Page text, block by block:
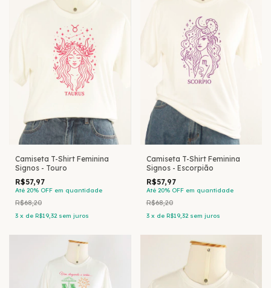
Camiseta T-Shirt Feminina
Signos - Touro
R$57,97
Até 20% OFF em quantidade
R$68,20
3 x de R$19,32 sem juros
Camiseta T-Shirt Feminina
Signos - Escorpião
R$57,97
Até 20% OFF em quantidade
R$68,20
3 x de R$19,32 sem juros